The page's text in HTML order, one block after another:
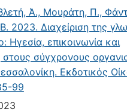
Ά., Μουράτη, Π.,
2023. Διαχείριση της
Ηγεσία, επικοινωνία και
σύγχρονους
Εκδοτικός
99